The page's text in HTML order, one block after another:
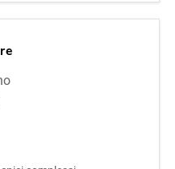
lavorerà su
stadi,
principali -